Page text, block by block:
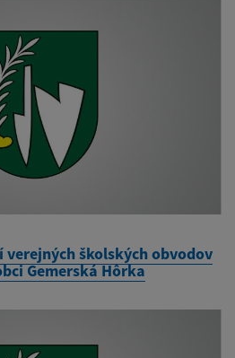
verejných školských obvodov
Gemerská Hôrka